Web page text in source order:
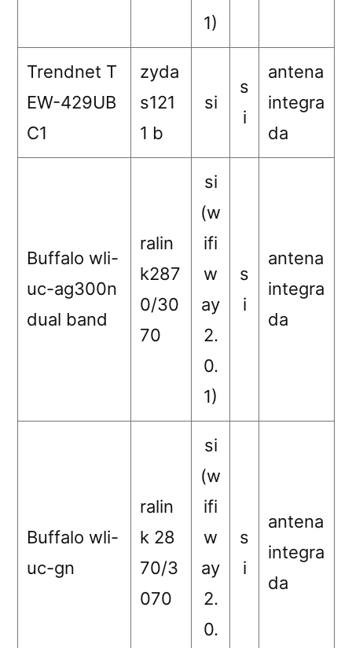
1)
Trendnet T
EW-429UB
C1
zyda
s121
1 b
si
s
i
antena
integra
da
Buffalo wli-
uc-ag300n
dual band
ralin
k287
0/30
70
si
(w
ifi
w
ay
2.
0.
1)
s
i
antena
integra
da
Buffalo wli-
uc-gn
ralin
k 28
70/3
070
si
(w
ifi
w
ay
2.
0.
s
i
antena
integra
da